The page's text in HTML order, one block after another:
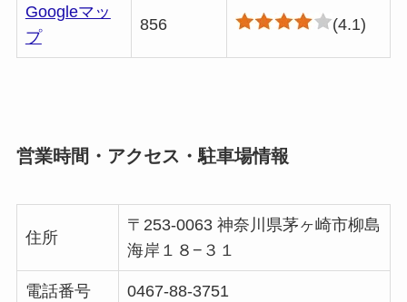
Googleマッ
プ
856 (4.1)
営業時間・アクセス・駐車場情報
住所
〒253-0063 神奈川県茅ヶ崎市柳島
海岸１８−３１
電話番号 0467-88-3751